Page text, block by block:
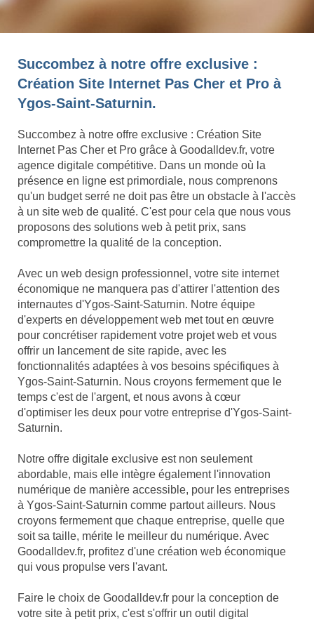
Succombez à notre offre exclusive :
Création Site Internet Pas Cher et Pro à
Ygos-Saint-Saturnin.
Succombez à notre offre exclusive : Création Site
Internet Pas Cher et Pro grâce à Goodalldev.fr, votre
agence digitale compétitive. Dans un monde où la
présence en ligne est primordiale, nous comprenons
qu'un budget serré ne doit pas être un obstacle à l'accès
à un site web de qualité. C'est pour cela que nous vous
proposons des solutions web à petit prix, sans
compromettre la qualité de la conception.
Avec un web design professionnel, votre site internet
économique ne manquera pas d'attirer l'attention des
internautes d'Ygos-Saint-Saturnin. Notre équipe
d'experts en développement web met tout en œuvre
pour concrétiser rapidement votre projet web et vous
offrir un lancement de site rapide, avec les
fonctionnalités adaptées à vos besoins spécifiques à
Ygos-Saint-Saturnin. Nous croyons fermement que le
temps c'est de l'argent, et nous avons à cœur
d'optimiser les deux pour votre entreprise d'Ygos-Saint-
Saturnin.
Notre offre digitale exclusive est non seulement
abordable, mais elle intègre également l'innovation
numérique de manière accessible, pour les entreprises
à Ygos-Saint-Saturnin comme partout ailleurs. Nous
croyons fermement que chaque entreprise, quelle que
soit sa taille, mérite le meilleur du numérique. Avec
Goodalldev.fr, profitez d'une création web économique
qui vous propulse vers l'avant.
Faire le choix de Goodalldev.fr pour la conception de
votre site à petit prix, c'est s'offrir un outil digital